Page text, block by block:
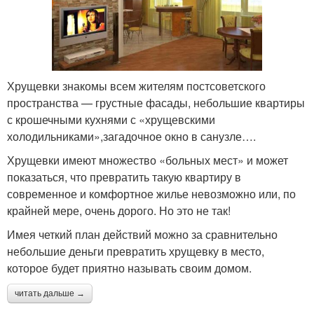
Хрущевки знакомы всем жителям постсоветского
пространства — грустные фасады, небольшие квартиры
с крошечными кухнями с «хрущевскими
холодильниками»,загадочное окно в санузле….
Хрущевки имеют множество «больных мест» и может
показаться, что превратить такую квартиру в
современное и комфортное жилье невозможно или, по
крайней мере, очень дорого. Но это не так!
Имея четкий план действий можно за сравнительно
небольшие деньги превратить хрущевку в место,
которое будет приятно называть своим домом.
читать дальше →